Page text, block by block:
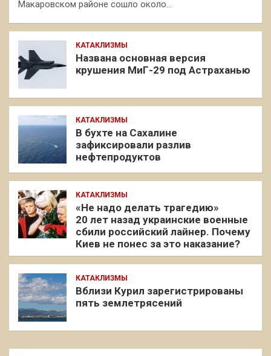
Макаровском районе сошло около…
КАТАКЛИЗМЫ
Названа основная версия
крушения МиГ-29 под Астраханью
КАТАКЛИЗМЫ
В бухте на Сахалине
зафиксировали разлив
нефтепродуктов
КАТАКЛИЗМЫ
«Не надо делать трагедию»
20 лет назад украинские военные
сбили российский лайнер. Почему
Киев не понес за это наказание?
КАТАКЛИЗМЫ
Вблизи Курил зарегистрированы
пять землетрясений